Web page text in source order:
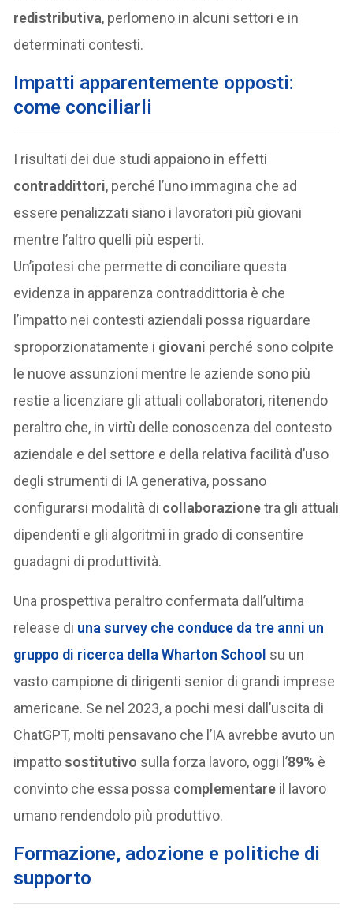
redistributiva, perlomeno in alcuni settori e in
determinati contesti.
Impatti apparentemente opposti:
come conciliarli
I risultati dei due studi appaiono in effetti
contraddittori, perché l’uno immagina che ad
essere penalizzati siano i lavoratori più giovani
mentre l’altro quelli più esperti.
Un’ipotesi che permette di conciliare questa
evidenza in apparenza contraddittoria è che
l’impatto nei contesti aziendali possa riguardare
sproporzionatamente i giovani perché sono colpite
le nuove assunzioni mentre le aziende sono più
restie a licenziare gli attuali collaboratori, ritenendo
peraltro che, in virtù delle conoscenza del contesto
aziendale e del settore e della relativa facilità d’uso
degli strumenti di IA generativa, possano
configurarsi modalità di collaborazionetra gli attuali
dipendenti e gli algoritmi in grado di consentire
guadagni di produttività.
Una prospettiva peraltro confermata dall’ultima
release di unasurvey che conduce da tre anni un
gruppo di ricerca della Wharton School su un
vasto campione di dirigenti senior di grandi imprese
americane. Se nel 2023, a pochi mesi dall’uscita di
ChatGPT, molti pensavano che l’IA avrebbe avuto un
impattosostitutivo sulla forza lavoro, oggi l’89% è
convinto che essa possa complementare il lavoro
umano rendendolo più produttivo.
Formazione, adozione e politiche di
supporto